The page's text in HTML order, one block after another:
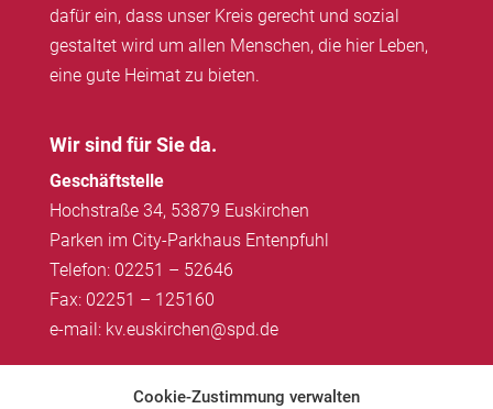
Cookie-Zustimmung verwalten
dafür ein, dass unser Kreis gerecht und sozial
gestaltet wird um allen Menschen, die hier Leben,
eine gute Heimat zu bieten.
Wir sind für Sie da.
Geschäftstelle
Hochstraße 34, 53879 Euskirchen
Parken im City-Parkhaus Entenpfuhl
Telefon: 02251 – 52646
Fax: 02251 – 125160
e-mail: kv.euskirchen@spd.de